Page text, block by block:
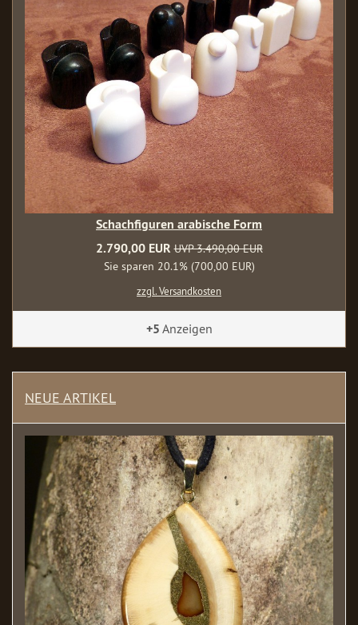
Schachfiguren arabische Form
2.790,00 EUR UVP 3.490,00 EUR
Sie sparen 20.1% (700,00 EUR)
zzgl. Versandkosten
+5 Anzeigen
NEUE ARTIKEL